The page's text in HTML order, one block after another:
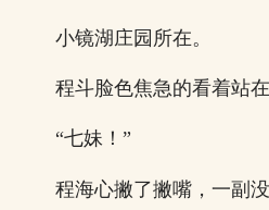
小镜湖庄园所在。
程斗脸色焦急的看着站
“七妹！”
程海心撇了撇嘴，一副